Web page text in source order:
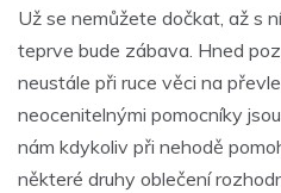
Už se nemůžete dočkat, až s
teprve bude zábava. Hned
neustále při ruce věci na
neocenitelnými pomocníky
nám kdykoliv při nehodě
některé druhy oblečení